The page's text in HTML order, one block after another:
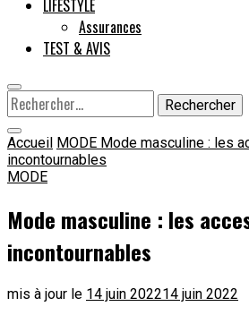
LIFESTYLE
Assurances
TEST & AVIS
Rechercher :
Accueil MODE Mode masculine : les
incontournables
MODE
Mode masculine : les
incontournables
mis à jour le 14 juin 202214 juin 2022